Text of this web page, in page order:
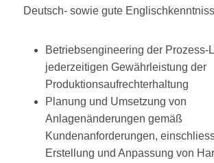
Deutsch- sowie gute
Betriebsengineering der Prozess-
jederzeitigen Gewährleistung der
Produktionsaufrechterhaltung
Planung und Umsetzung von
Anlagenänderungen gemäß
Kundenanforderungen,
Erstellung und Anpassung von